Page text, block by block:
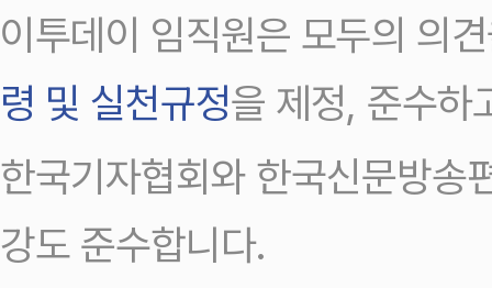
이투데이 임직원은 모두의 의
령 및 실천규정을 제정, 준수하
한국기자협회와 한국신문방송
강도 준수합니다.